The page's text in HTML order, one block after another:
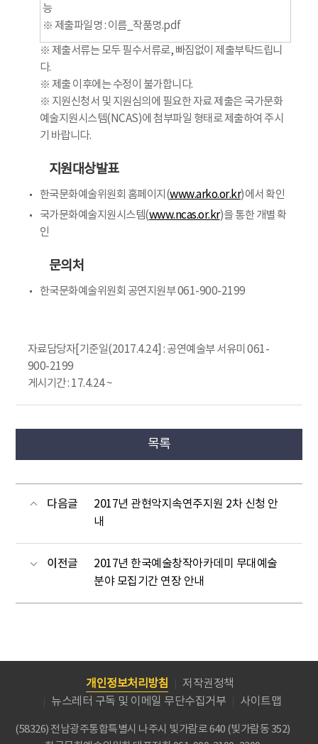
능
※ 제출파일명 : 이름_작품명.pdf
※ 제출서류는 모두 필수서류로, 빠짐없이 제출부탁드립니
다.
※ 제출 이후에는 수정이 불가합니다.
※ 지원신청서 및 지원심의에 필요한 자료 제출은 국가문화
예술지원시스템(NCAS)에 첨부파일 형태로 제출하여 주시
기 바랍니다.
지원대상발표
한국문화예술위원회 홈페이지(www.arko.or.kr)에서 확인
국가문화예술지원시스템(www.ncas.or.kr)을 통한 개별 확
인
문의처
한국문화예술위원회 공연지원부 061-900-2199
자료담당자[기준일(2017.4.24] : 공연예술부 서유미 061-
900-2199
게시기간 : 17.4.24 ~
목록
다음글
2017년 관현악지속연주지원 2차 신청 안
내
이전글
2017년 한국예술창작아카데미 무대예술
분야 모집기간 연장 안내
개인정보처리방침
저작권정책
뉴스레터 구독 및 이메일 무단수집거부
사이트맵
(58326) 전남광주통합특별시 나주시 빛가람로 640 (빛가람동 352)